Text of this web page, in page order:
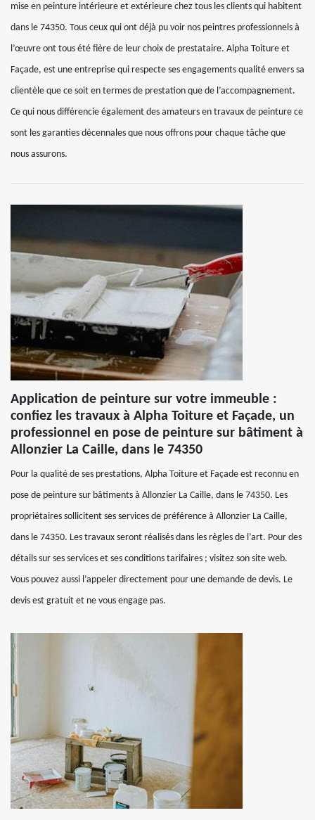
mise en peinture intérieure et extérieure chez tous les clients qui habitent
dans le 74350. Tous ceux qui ont déjà pu voir nos peintres professionnels à
l’œuvre ont tous été fière de leur choix de prestataire. Alpha Toiture et
Façade, est une entreprise qui respecte ses engagements qualité envers sa
clientèle que ce soit en termes de prestation que de l’accompagnement.
Ce qui nous différencie également des amateurs en travaux de peinture ce
sont les garanties décennales que nous offrons pour chaque tâche que
nous assurons.
Application de peinture sur votre immeuble :
confiez les travaux à Alpha Toiture et Façade, un
professionnel en pose de peinture sur bâtiment à
Allonzier La Caille, dans le 74350
Pour la qualité de ses prestations, Alpha Toiture et Façade est reconnu en
pose de peinture sur bâtiments à Allonzier La Caille, dans le 74350. Les
propriétaires sollicitent ses services de préférence à Allonzier La Caille,
dans le 74350. Les travaux seront réalisés dans les règles de l’art. Pour des
détails sur ses services et ses conditions tarifaires ; visitez son site web.
Vous pouvez aussi l’appeler directement pour une demande de devis. Le
devis est gratuit et ne vous engage pas.